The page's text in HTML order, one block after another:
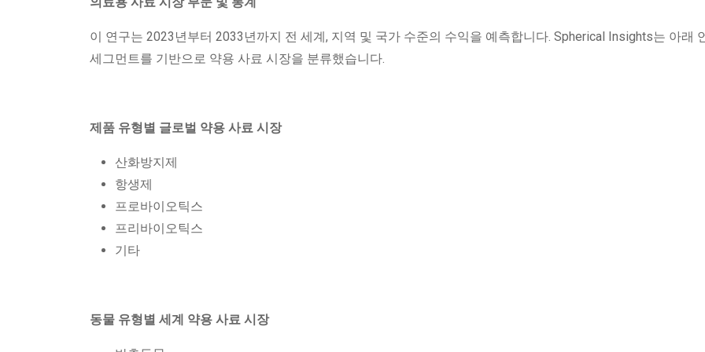
이 연구는 2023년부터 2033년까지 전 세계, 지역 및 국가 수준의 수익을 예측합니다. Spherical Insights는 아래
세그먼트를 기반으로 약용 사료 시장을 분류했습니다.
제품 유형별 글로벌 약용 사료 시장
산화방지제
항생제
프로바이오틱스
프리바이오틱스
기타
동물 유형별 세계 약용 사료 시장